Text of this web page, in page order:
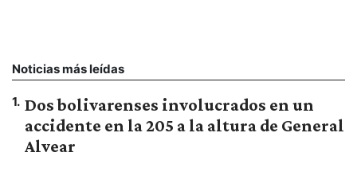
Noticias más leídas
1. Dos bolivarenses involucrados en un
accidente en la 205 a la altura de General
Alvear